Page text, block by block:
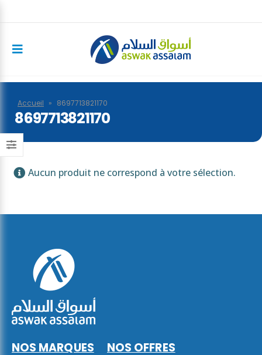
Accueil » 8697713821170
8697713821170
Aucun produit ne correspond à votre sélection.
NOS MARQUES NOS OFFRES